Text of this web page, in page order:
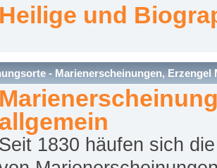
Heilige und
- Marienerscheinungen, Erzengel
allgemein
Seit 1830 häufen sich